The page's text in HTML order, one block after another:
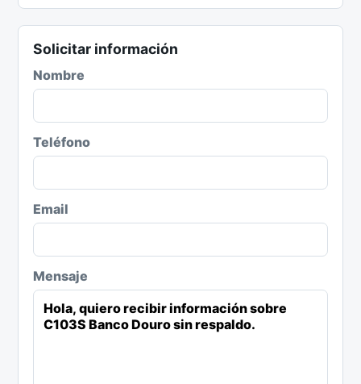
Solicitar información
Nombre
Teléfono
Email
Mensaje